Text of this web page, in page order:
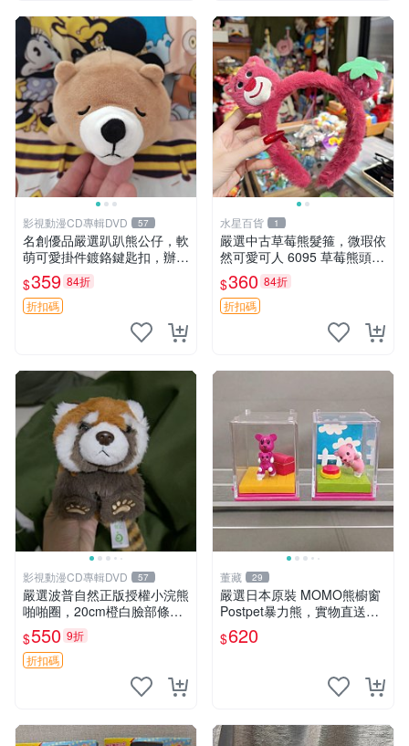
影視動漫CD專輯DVD 57
名創優品嚴選趴趴熊公仔，軟
萌可愛掛件鍍鉻鍵匙扣，辦公
放松好選擇 趴趴熊 鍍鉻鍵匙
扣 萬用掛件
$359 84折
折扣碼
水星百貨 1
嚴選中古草莓熊髮箍，微瑕依
然可愛可人 6095 草莓熊頭飾
中古髮圈 熊寶 寶寶 娃娃熊髮
箍 中古收藏 玩具髮夾
$360 84折
折扣碼
影視動漫CD專輯DVD 57
嚴選波普自然正版授權小浣熊
啪啪圈，20cm橙白臉部條紋
清晰，毛絨超萌贈品推薦。
小浣熊 波普 圈環
$550 9折
折扣碼
董藏 29
嚴選日本原裝 MOMO熊櫥窗
Postpet暴力熊，實物直送新
臺灣。MOMO熊 暴力熊 熊貓
櫥窗
$620